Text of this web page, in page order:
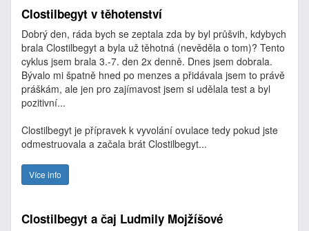
Clostilbegyt v těhotenství
Dobrý den, ráda bych se zeptala zda by byl průšvih, kdybych
brala Clostilbegyt a byla už těhotná (nevěděla o tom)? Tento
cyklus jsem brala 3.-7. den 2x denně. Dnes jsem dobrala.
Bývalo mi špatně hned po menzes a přidávala jsem to právě
práškám, ale jen pro zajímavost jsem si udělala test a byl
pozitivní...
Clostilbegyt je přípravek k vyvolání ovulace tedy pokud jste
odmestruovala a začala brát Clostilbegyt...
Více info
Clostilbegyt a čaj Ludmily Mojžíšové